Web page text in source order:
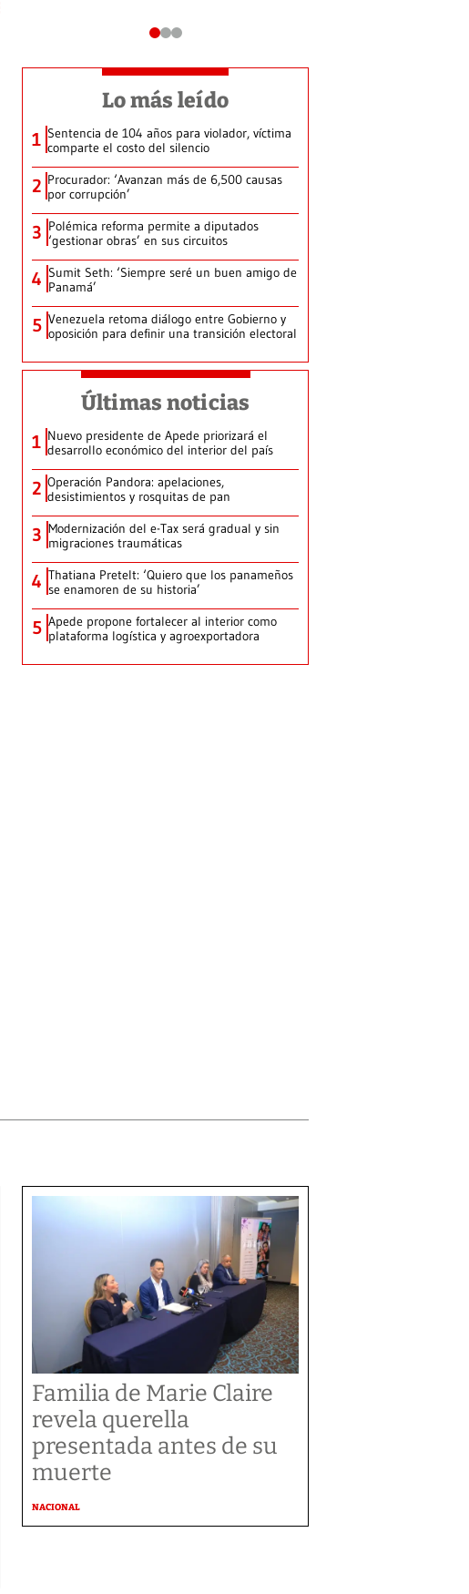
Lo más leído
1 Sentencia de 104 años para violador, víctima
comparte el costo del silencio
2 Procurador: ‘Avanzan más de 6,500 causas
por corrupción’
3 Polémica reforma permite a diputados
‘gestionar obras’ en sus circuitos
4 Sumit Seth: ‘Siempre seré un buen amigo de
Panamá’
5 Venezuela retoma diálogo entre Gobierno y
oposición para definir una transición electoral
Últimas noticias
1 Nuevo presidente de Apede priorizará el
desarrollo económico del interior del país
2 Operación Pandora: apelaciones,
desistimientos y rosquitas de pan
3 Modernización del e-Tax será gradual y sin
migraciones traumáticas
4 Thatiana Pretelt: ‘Quiero que los panameños
se enamoren de su historia’
5 Apede propone fortalecer al interior como
plataforma logística y agroexportadora
Familia de Marie Claire
revela querella
presentada antes de su
muerte
NACIONAL